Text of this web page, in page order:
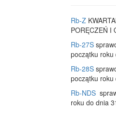
Rb-Z
PORĘCZEŃ I
Rb-27S
początku
Rb-28S
początku
Rb-NDS
roku do dnia